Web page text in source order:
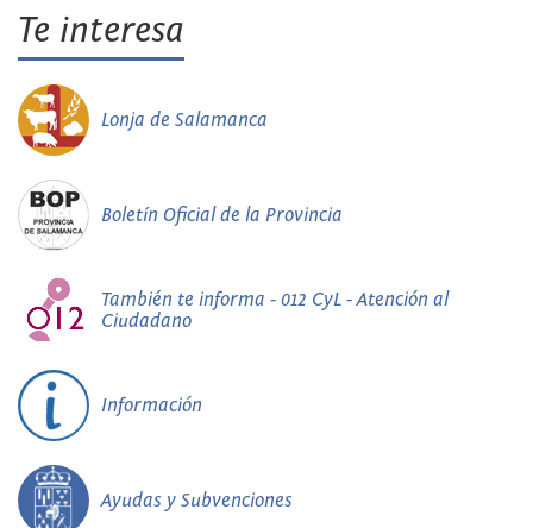
Te interesa
Lonja de Salamanca
Boletín Oficial de la Provincia
También te informa - 012 CyL - Atención al
Ciudadano
Información
Ayudas y Subvenciones